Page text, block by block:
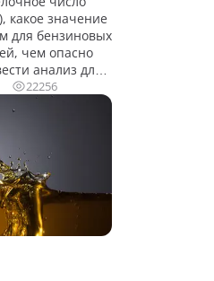
какое значение
для бензиновых
чем опасно
анализ для
22256